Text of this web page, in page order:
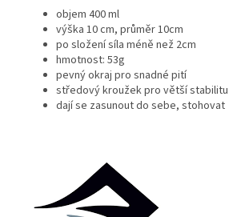
objem 400 ml
výška 10 cm, průměr 10cm
po složení síla méně než 2cm
hmotnost: 53g
pevný okraj pro snadné pití
středový kroužek pro větší stabilitu
dají se zasunout do sebe, stohovat